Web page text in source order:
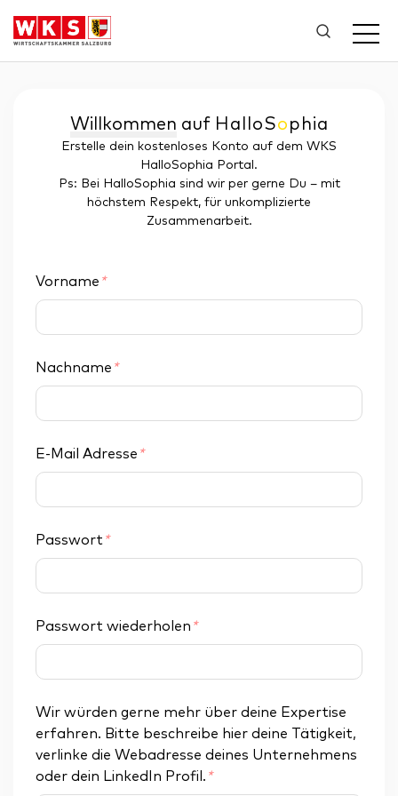
Willkommen auf HalloSo phia
Erstelle dein kostenloses Konto auf dem WKS
HalloSophia Portal.
Ps: Bei HalloSophia sind wir per gerne Du – mit
höchstem Respekt, für unkomplizierte
Zusammenarbeit.
Vorname *
Nachname *
E-Mail Adresse *
Passwort *
Passwort wiederholen *
Wir würden gerne mehr über deine Expertise
erfahren. Bitte beschreibe hier deine Tätigkeit,
verlinke die Webadresse deines Unternehmens
oder dein LinkedIn Profil. *